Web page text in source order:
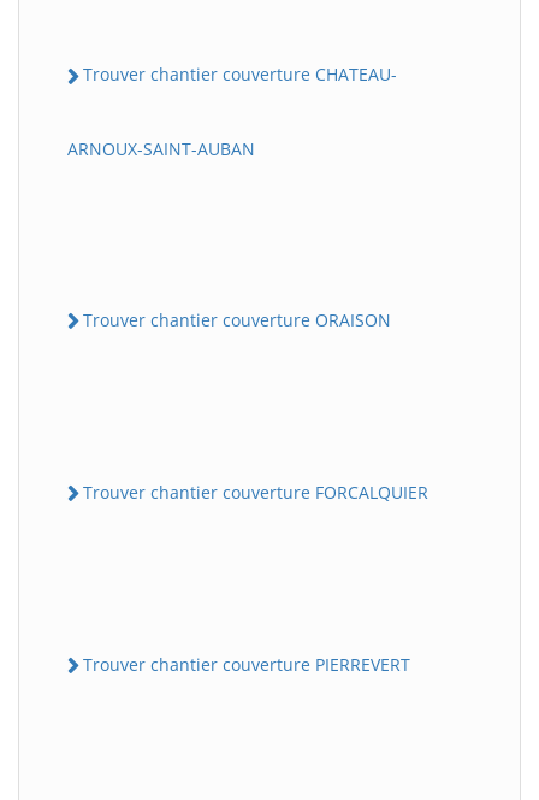
Trouver chantier couverture CHATEAU-
ARNOUX-SAINT-AUBAN
Trouver chantier couverture ORAISON
Trouver chantier couverture FORCALQUIER
Trouver chantier couverture PIERREVERT